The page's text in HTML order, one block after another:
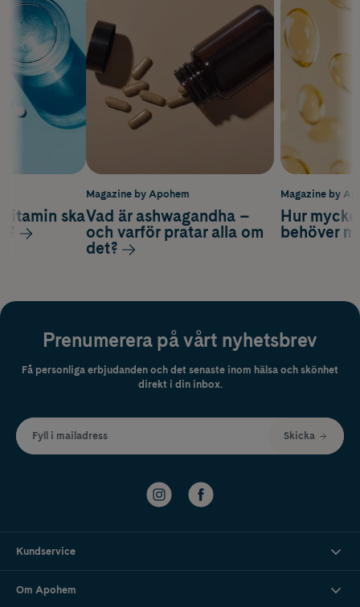
Magazine by
Hur
behöver
ska
Magazine by Apohem
Vad är ashwagandha –
och varför pratar alla om
det?
Prenumerera på vårt nyhetsbrev
Få personliga erbjudanden och det senaste inom hälsa och skönhet
direkt i din inbox.
Fyll i mailadress Skicka
Kundservice
Om Apohem